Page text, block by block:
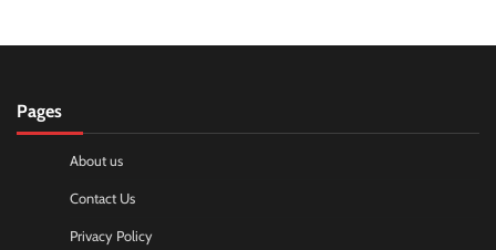
Pages
About us
Contact Us
Privacy Policy